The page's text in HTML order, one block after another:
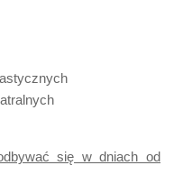
się w dniach od